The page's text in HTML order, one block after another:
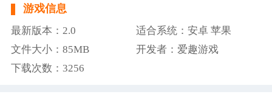
游戏信息
最新版本：2.0
适合系统：安卓 苹果
文件大小：85MB
开发者：爱趣游戏
下载次数：3256